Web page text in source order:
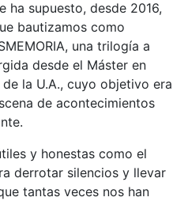
ha supuesto, desde 2016,
bautizamos como
una trilogía a
desde el Máster en
la U.A., cuyo objetivo era
de acontecimientos
y honestas como el
derrotar silencios y llevar
tantas veces nos han